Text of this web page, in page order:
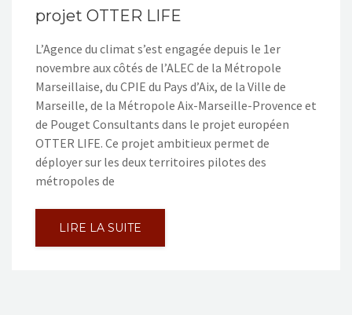
projet OTTER LIFE
L’Agence du climat s’est engagée depuis le 1er
novembre aux côtés de l’ALEC de la Métropole
Marseillaise, du CPIE du Pays d’Aix, de la Ville de
Marseille, de la Métropole Aix-Marseille-Provence et
de Pouget Consultants dans le projet européen
OTTER LIFE. Ce projet ambitieux permet de
déployer sur les deux territoires pilotes des
métropoles de
LIRE LA SUITE